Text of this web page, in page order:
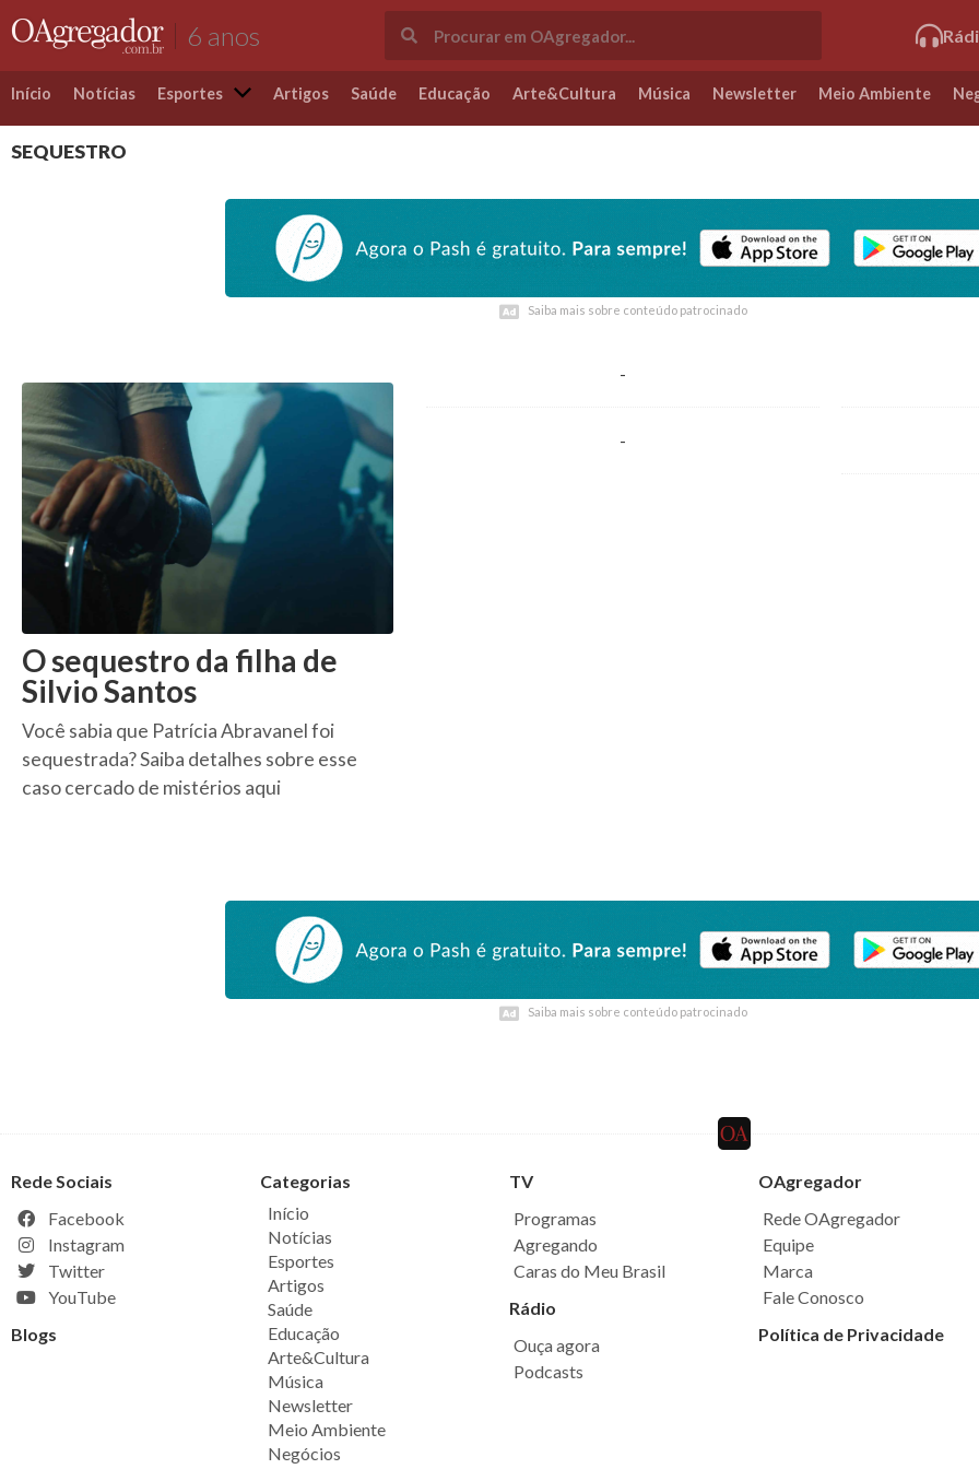
6 anos
Início Notícias Esportes Artigos Saúde Educação Arte&Cultura Música Newsletter Meio Ambiente
SEQUESTRO
Saiba mais sobre conteúdo patrocinado
Saiba mais sobre conteúdo patrocinado
O sequestro da filha de
Silvio Santos
Você sabia que Patrícia Abravanel foi
sequestrada? Saiba detalhes sobre esse
caso cercado de mistérios aqui
-
-
Saiba mais sobre conteúdo patrocinado
Saiba mais sobre conteúdo patrocinado
Rede Sociais
Facebook
Instagram
Twitter
YouTube
Blogs
Categorias
Início
Notícias
Esportes
Artigos
Saúde
Educação
Arte&Cultura
Música
Newsletter
Meio Ambiente
Negócios
TV
Programas
Agregando
Caras do Meu Brasil
Rádio
Ouça agora
Podcasts
OAgregador
Rede OAgregador
Equipe
Marca
Fale Conosco
Política de Privacidade